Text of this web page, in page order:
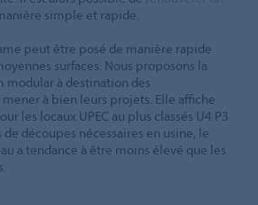
simple et rapide.
peut être posé de manière rapide
surfaces. Nous proposons la
modular à destination des
à bien leurs projets. Elle affiche
les locaux UPEC au plus classés U4 P3
de découpes nécessaires en usine, le
a tendance à être moins élevé que les